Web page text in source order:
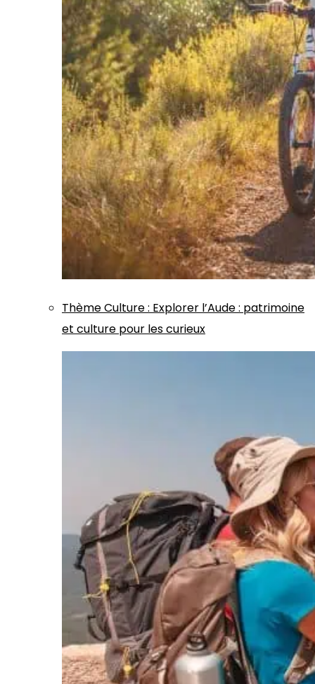
ThèmeCulture: Explorer l’Aude : patrimoine
et culture pour les curieux